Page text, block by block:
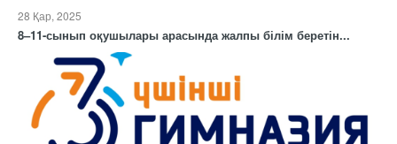
28 Қар, 2025
8–11-сынып оқушылары арасында жалпы білім беретін...